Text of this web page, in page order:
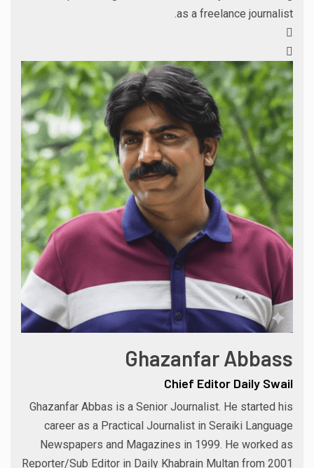
as a freelance journalist.
Ghazanfar Abbass
Chief Editor Daily Swail
Ghazanfar Abbas is a Senior Journalist. He started his
career as a Practical Journalist in Seraiki Language
Newspapers and Magazines in 1999. He worked as
Reporter/Sub Editor in Daily Khabrain Multan from 2001